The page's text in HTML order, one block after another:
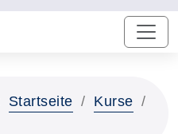
Startseite
Kurse